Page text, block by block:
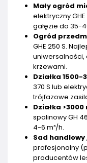
Mały ogród
elektryczny GHE
gałęzie do 35-
Ogród
GHE 250 S.
uniwersalności,
krzewami.
Działka 1500-
370 S lub
trójfazowe
Działka
spalinowy GH
4-6 m³/h.
Sad
profesjonalny
producentów